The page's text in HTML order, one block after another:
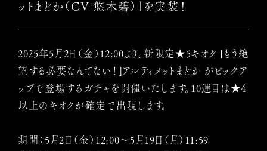
ットまどか（CV 悠木碧）」を実装！
2025年5月2日（金）12:00より、新限定★5キオク [もう絶
望する必要なんてない！]アルティメットまどか がピックア
ップで登場するガチャを開催いたします。10連目は★4
以上のキオクが確定で出現します。
期間：5月2日（金）12:00〜5月19日（月）11:59